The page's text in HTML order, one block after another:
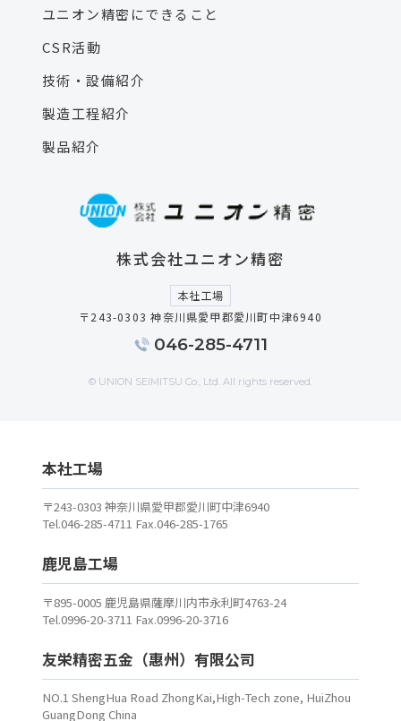
ユニオン精密にできること
CSR活動
技術・設備紹介
製造工程紹介
製品紹介
株式会社ユニオン精密
本社工場
〒243-0303 神奈川県愛甲郡愛川町中津6940
046-285-4711
© UNION SEIMITSU Co., Ltd. All rights reserved.
本社工場
〒243-0303 神奈川県愛甲郡愛川町中津6940
Tel.046-285-4711 Fax.046-285-1765
鹿児島工場
〒895-0005 鹿児島県薩摩川内市永利町4763-24
Tel.0996-20-3711 Fax.0996-20-3716
友栄精密五金（惠州）有限公司
NO.1 ShengHua Road ZhongKai,High-Tech zone, HuiZhou
GuangDong China